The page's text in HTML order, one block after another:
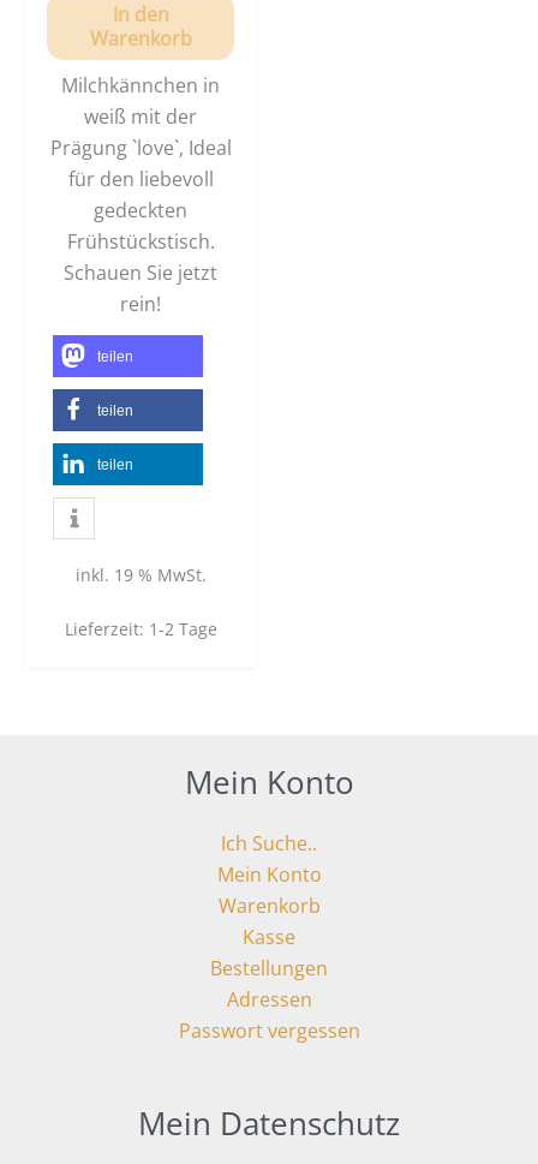
In den
Warenkorb
Milchkännchen in
weiß mit der
Prägung `love`, Ideal
für den liebevoll
gedeckten
Frühstückstisch.
Schauen Sie jetzt
rein!
teilen
teilen
teilen
inkl. 19 % MwSt.
Lieferzeit: 1-2 Tage
Mein Konto
Ich Suche..
Mein Konto
Warenkorb
Kasse
Bestellungen
Adressen
Passwort vergessen
Mein Datenschutz